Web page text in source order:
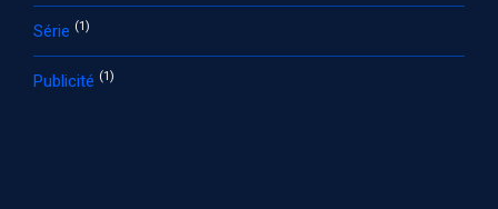
Série (1)
Publicité (1)